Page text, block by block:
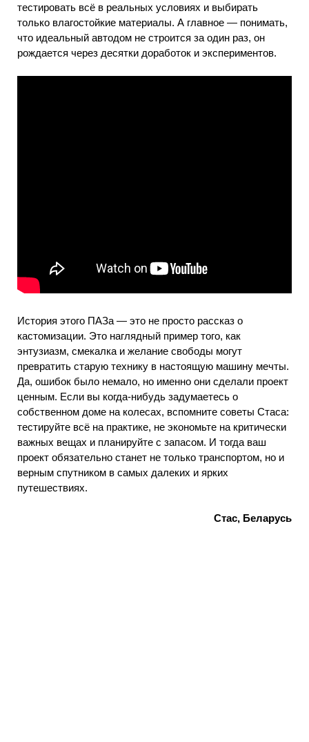
тестировать всё в реальных условиях и выбирать
только влагостойкие материалы. А главное — понимать,
что идеальный автодом не строится за один раз, он
рождается через десятки доработок и экспериментов.
История этого ПАЗа — это не просто рассказ о
кастомизации. Это наглядный пример того, как
энтузиазм, смекалка и желание свободы могут
превратить старую технику в настоящую машину мечты.
Да, ошибок было немало, но именно они сделали проект
ценным. Если вы когда-нибудь задумаетесь о
собственном доме на колесах, вспомните советы Стаса:
тестируйте всё на практике, не экономьте на критически
важных вещах и планируйте с запасом. И тогда ваш
проект обязательно станет не только транспортом, но и
верным спутником в самых далеких и ярких
путешествиях.
Стас, Беларусь